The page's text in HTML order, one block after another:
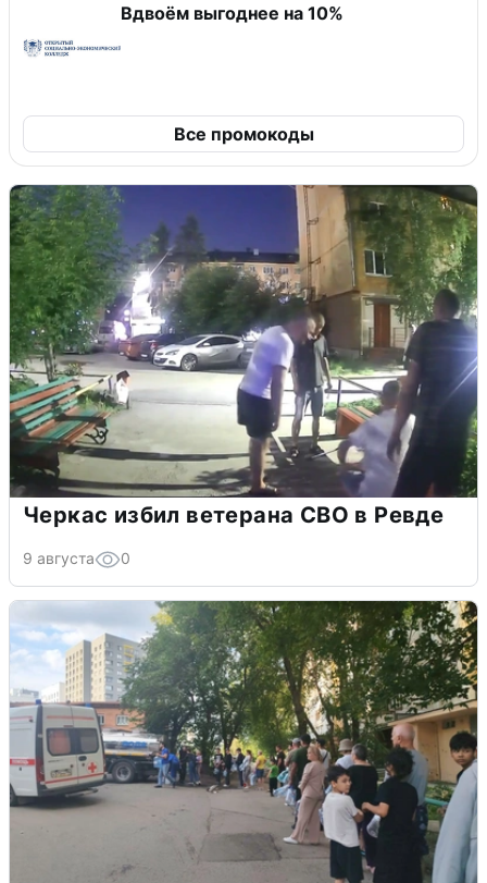
Вдвоём выгоднее на 10%
Все промокоды
Черкас избил ветерана СВО в Ревде
9 августа 0